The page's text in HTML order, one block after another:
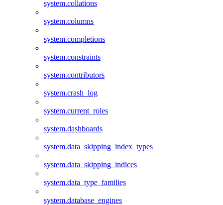
system.collations
system.columns
system.completions
system.constraints
system.contributors
system.crash_log
system.current_roles
system.dashboards
system.data_skipping_index_types
system.data_skipping_indices
system.data_type_families
system.database_engines